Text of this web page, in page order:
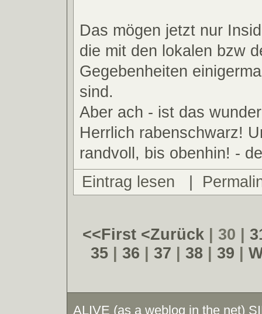
Das mögen jetzt nur
die mit den lokalen bzw
Gegebenheiten
sind.
Aber ach - ist das
Herrlich rabenschwarz!
randvoll, bis obenhin! -
Eintrag lesen
|
<<First <Zurück | 30 |
35 | 36 | 37 | 38 | 39 |
ALIVE (as a weblog in the net)